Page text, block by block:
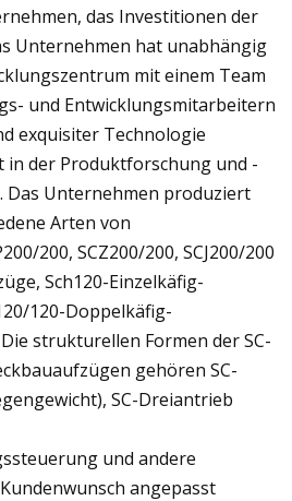
das Investitionen der
Unternehmen hat unabhängig
mit einem Team
und Entwicklungsmitarbeitern
exquisiter Technologie
in der Produktforschung und -
Das Unternehmen produziert
Arten von
200, SCZ200/200, SCJ200/200
Sch120-Einzelkäfig-
120-Doppelkäfig-
strukturellen Formen der SC-
gehören SC-
SC-Dreiantrieb
und andere
angepasst